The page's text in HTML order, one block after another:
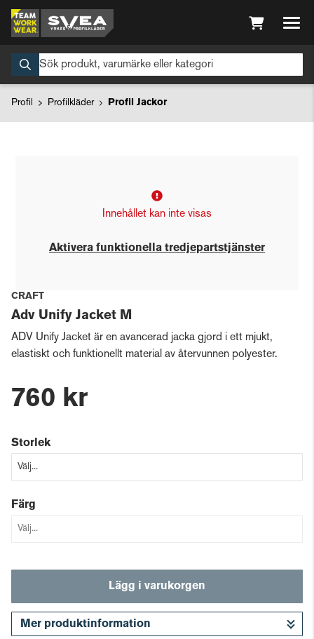
Profil Profilkläder Profil Jackor
Innehållet kan inte visas
Aktivera funktionella tredjepartstjänster
CRAFT
Adv Unify Jacket M
ADV Unify Jacket är en avancerad jacka gjord i ett mjukt,
elastiskt och funktionellt material av återvunnen polyester.
760 kr
Storlek
Färg
Lägg i varukorgen
Mer produktinformation